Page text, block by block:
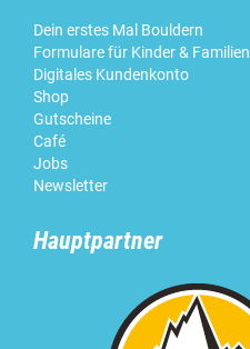
Dein erstes Mal Bouldern
Formulare für Kinder & Familien
Digitales Kundenkonto
Shop
Gutscheine
Café
Jobs
Newsletter
Hauptpartner